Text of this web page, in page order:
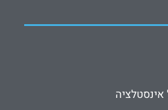
אינסטלציה